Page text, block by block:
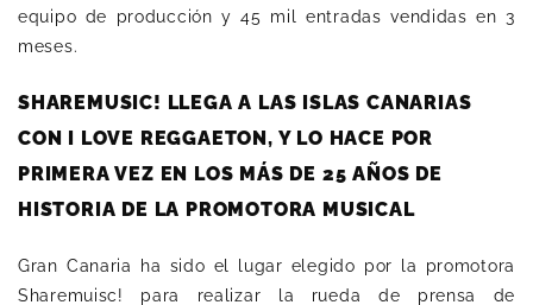
equipo de producción y 45 mil entradas vendidas en 3
meses.
SHAREMUSIC! LLEGA A LAS ISLAS CANARIAS
CON I LOVE REGGAETON, Y LO HACE POR
PRIMERA VEZ EN LOS MÁS DE 25 AÑOS DE
HISTORIA DE LA PROMOTORA MUSICAL
Gran Canaria ha sido el lugar elegido por la promotora
Sharemuisc! para realizar la rueda de prensa de